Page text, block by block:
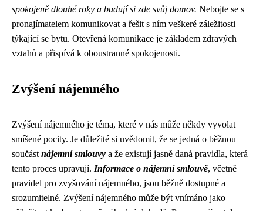
spokojeně dlouhé roky a budují si zde svůj domov. Nebojte se s
pronajímatelem komunikovat a řešit s ním veškeré záležitosti
týkající se bytu. Otevřená komunikace je základem zdravých
vztahů a přispívá k oboustranné spokojenosti.
Zvýšení nájemného
Zvýšení nájemného je téma, které v nás může někdy vyvolat
smíšené pocity. Je důležité si uvědomit, že se jedná o běžnou
součást nájemní smlouvy a že existují jasně daná pravidla, která
tento proces upravují. Informace o nájemní smlouvě, včetně
pravidel pro zvyšování nájemného, jsou běžně dostupné a
srozumitelné. Zvýšení nájemného může být vnímáno jako